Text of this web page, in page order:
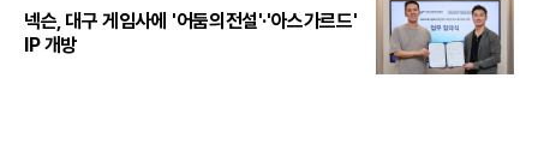
넥슨, 대구 게임사에 '어둠의전설'·'아스가르드'
IP 개방